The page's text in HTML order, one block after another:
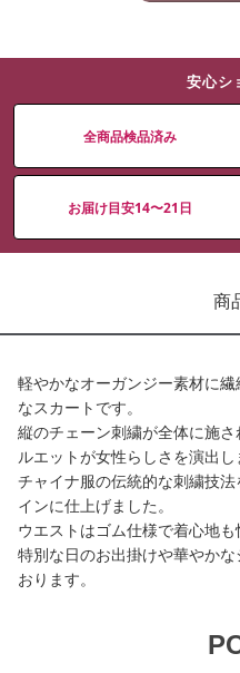
安心シ
全商品検品済み
お届け目安14〜21日
商
軽やかなオーガンジー素材に
なスカートです。
縦のチェーン刺繍が全体に施
ルエットが女性らしさを演出し
チャイナ服の伝統的な刺繍技
インに仕上げました。
ウエストはゴム仕様で着心地も
特別な日のお出掛けや華やか
おります。